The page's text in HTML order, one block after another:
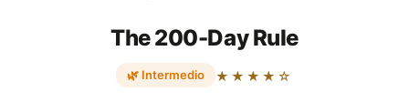
The 200-Day Rule
🌿 Intermedio ★★★★☆